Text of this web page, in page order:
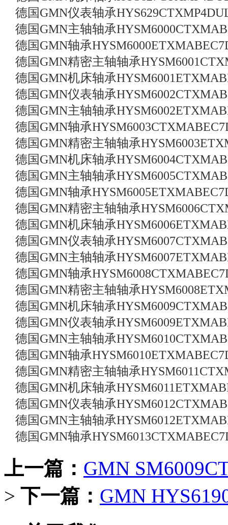
德国GMN仪表轴承
德国GMN主轴轴承
德国GMN轴承
德国GMN精密主轴轴承
德国GMN机床轴承
德国GMN仪表轴承
德国GMN主轴轴承
德国GMN轴承
德国GMN精密主轴轴承
德国GMN机床轴承
德国GMN主轴轴承
德国GMN轴承
德国GMN精密主轴轴承
德国GMN机床轴承
德国GMN仪表轴承
德国GMN主轴轴承
德国GMN轴承
德国GMN精密主轴轴承
德国GMN机床轴承
德国GMN仪表轴承
德国GMN主轴轴承
德国GMN轴承
德国GMN精密主轴轴承
德国GMN机床轴承
德国GMN仪表轴承
德国GMN主轴轴承
德国GMN轴承
上一篇： GMN
> 下一篇： GMN